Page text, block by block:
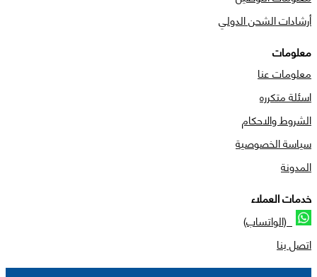
أرشادات الشحن الدولي
معلومات
معلومات عنا
اسئلة متكرره
الشروط والاحكام
سياسة الخصوصية
المدونة
خدمات العملاء
(الواتساب)
اتصل بنا